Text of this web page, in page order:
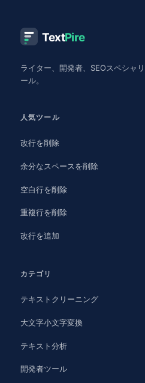
TextPire
ライター、開発者、SEOスペシャ
ール。
人気ツール
改行を削除
余分なスペースを削除
空白行を削除
重複行を削除
改行を追加
カテゴリ
テキストクリーニング
大文字小文字変換
テキスト分析
開発者ツール